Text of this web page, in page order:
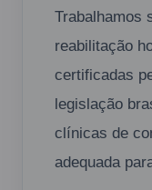
Trabalhamos
reabilitação
certificadas
legislação
clínicas de
adequada